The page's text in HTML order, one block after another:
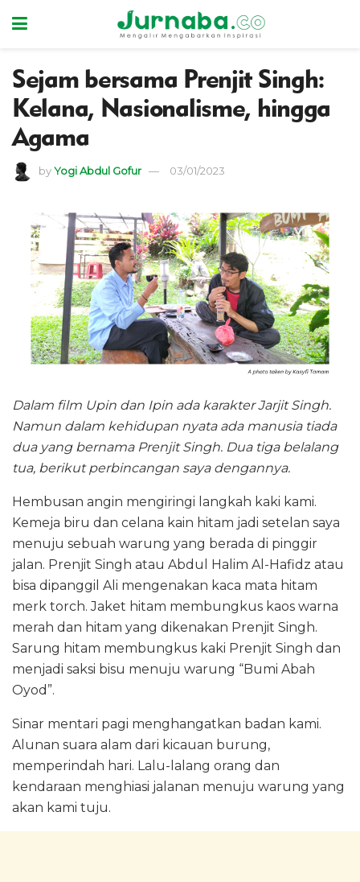
Sejam bersama Prenjit Singh:
Kelana, Nasionalisme, hingga
Agama
byYogi Abdul Gofur 03/01/2023
Dalam film Upin dan Ipin ada karakter Jarjit Singh.
Namun dalam kehidupan nyata ada manusia tiada
dua yang bernama Prenjit Singh. Dua tiga belalang
tua, berikut perbincangan saya dengannya.
Hembusan angin mengiringi langkah kaki kami.
Kemeja biru dan celana kain hitam jadi setelan saya
menuju sebuah warung yang berada di pinggir
jalan. Prenjit Singh atau Abdul Halim Al-Hafidz atau
bisa dipanggil Ali mengenakan kaca mata hitam
merk torch. Jaket hitam membungkus kaos warna
merah dan hitam yang dikenakan Prenjit Singh.
Sarung hitam membungkus kaki Prenjit Singh dan
menjadi saksi bisu menuju warung “Bumi Abah
Oyod”.
Sinar mentari pagi menghangatkan badan kami.
Alunan suara alam dari kicauan burung,
memperindah hari. Lalu-lalang orang dan
kendaraan menghiasi jalanan menuju warung yang
akan kami tuju.